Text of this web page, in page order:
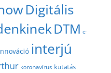
Digitális
DTM e-
interjú
koronavírus kutatás